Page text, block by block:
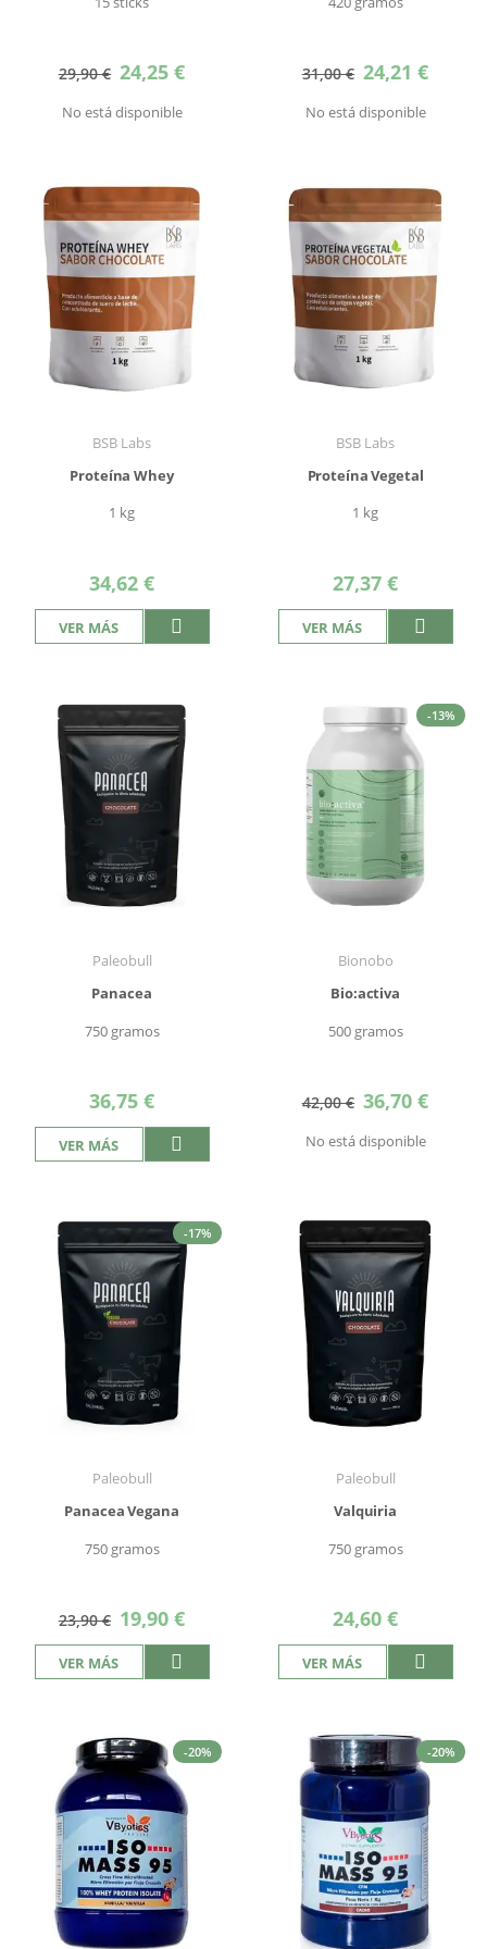
29,90 € Precio
especial
24,25 €
No está disponible
31,00 € Precio
especial
24,21 €
No está disponible
BSB Labs
Proteína Whey
1 kg
34,62 €
VER MÁS
BSB Labs
Proteína Vegetal
1 kg
27,37 €
VER MÁS
Paleobull
Panacea
750 gramos
36,75 €
VER MÁS
-13%
Bionobo
Bio:activa
500 gramos
42,00 € Precio
especial
36,70 €
No está disponible
-17%
Paleobull
Panacea Vegana
750 gramos
23,90 € Precio
especial
19,90 €
VER MÁS
Paleobull
Valquiria
750 gramos
24,60 €
VER MÁS
-20% -20%